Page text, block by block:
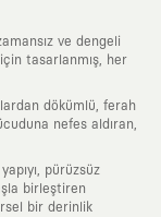
ve dengeli
tasarlanmış, her
dökümlü, ferah
nefes aldıran,
pürüzsüz
birleştiren
bir derinlik